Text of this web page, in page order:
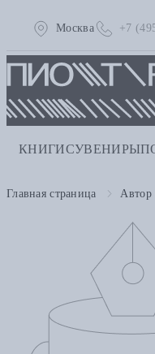
Москва +7
КНИГИСУВЕНИРЫ
Главная страница Автор